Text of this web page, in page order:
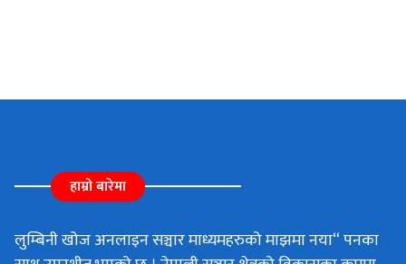
हाम्रो बारेमा
लुम्बिनी खोज अनलाइन सञ्चार माध्यमहरुको माझमा नया“ पनका